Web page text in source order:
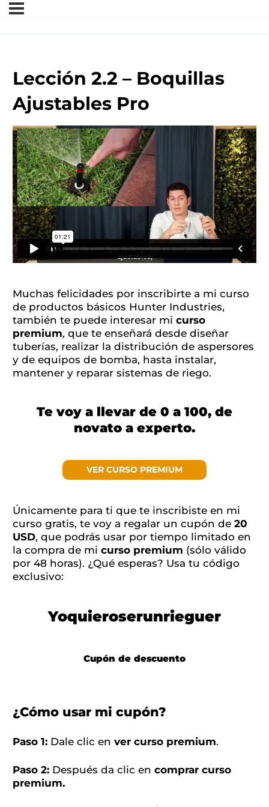
Lección 2.2 – Boquillas
Ajustables Pro
Muchas felicidades por inscribirte a mi curso
de productos básicos Hunter Industries,
también te puede interesar mi curso
premium, que te enseñará desde diseñar
tuberías, realizar la distribución de aspersores
y de equipos de bomba, hasta instalar,
mantener y reparar sistemas de riego.
Te voy a llevar de 0 a 100, de
novato a experto.
VER CURSO PREMIUM
Únicamente para ti que te inscribiste en mi
curso gratis, te voy a regalar un cupón de 20
USD, que podrás usar por tiempo limitado en
la compra de mi curso premium (sólo válido
por 48 horas). ¿Qué esperas? Usa tu código
exclusivo:
Yoquieroserunrieguer
Cupón de descuento
¿Cómo usar mi cupón?
Paso 1: Dale clic en ver curso premium.
Paso 2: Después da clic en comprar curso
premium.